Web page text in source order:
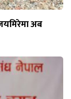
अब